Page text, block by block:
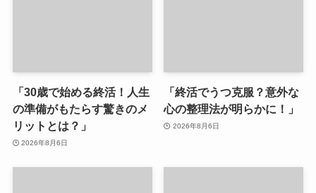
「30歳で始める終活！人生
の準備がもたらす驚きのメ
リットとは？」
2026年8月6日
「終活でうつ克服？意外な
心の整理法が明らかに！」
2026年8月6日